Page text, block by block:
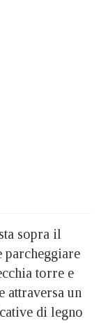
sopra il
parcheggiare
torre e
attraversa un
di legno